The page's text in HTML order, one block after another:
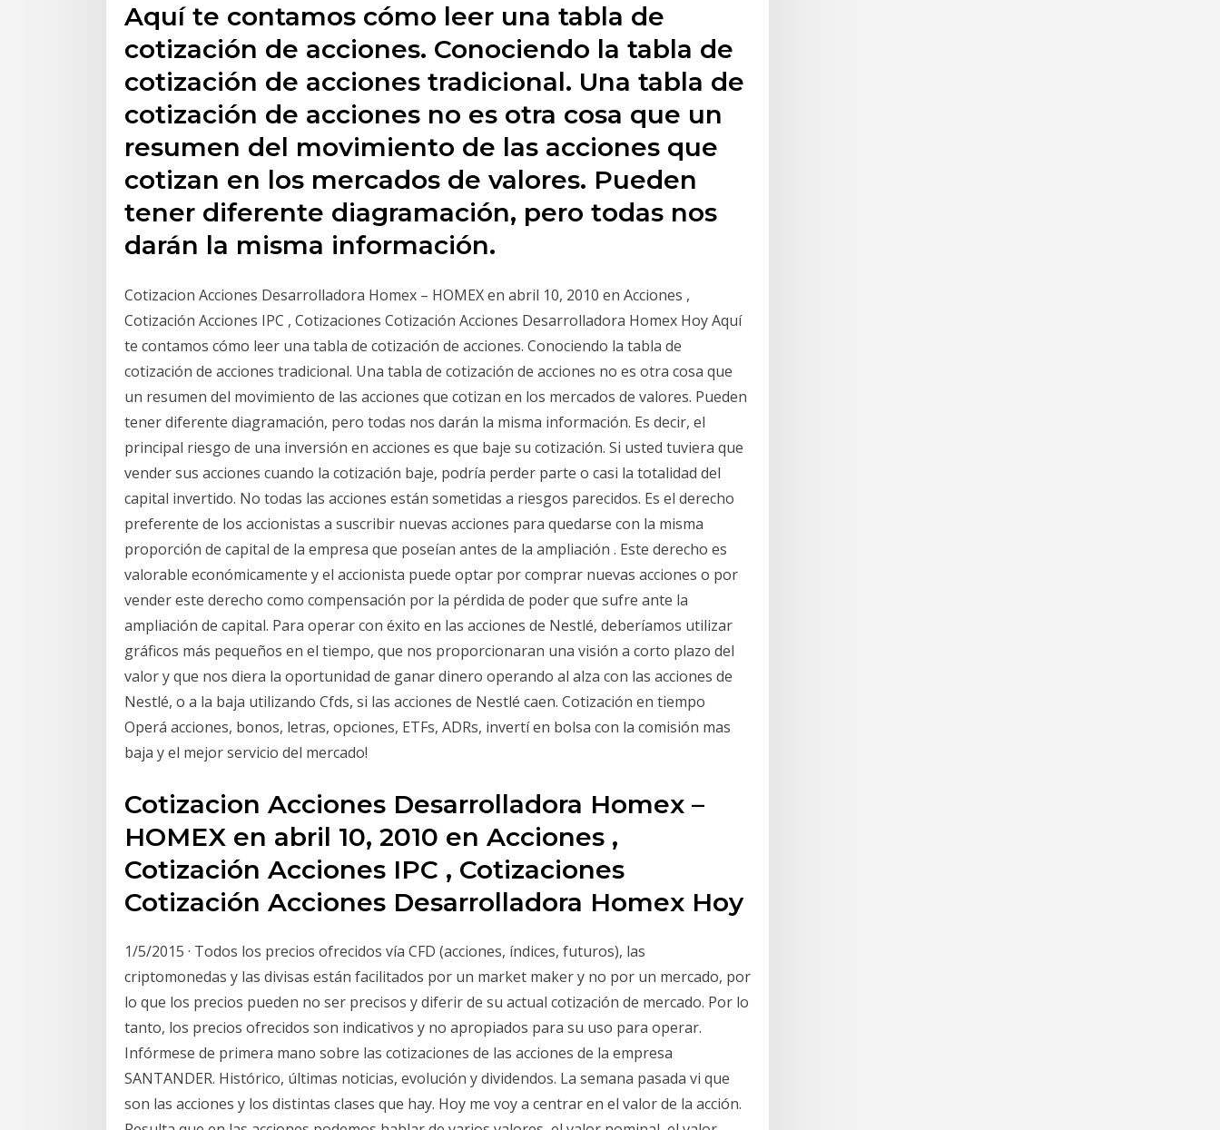
Aquí te contamos cómo leer una tabla de
cotización de acciones. Conociendo la tabla de
cotización de acciones tradicional. Una tabla de
cotización de acciones no es otra cosa que un
resumen del movimiento de las acciones que
cotizan en los mercados de valores. Pueden
tener diferente diagramación, pero todas nos
darán la misma información.
Cotizacion Acciones Desarrolladora Homex – HOMEX en abril 10, 2010 en Acciones ,
Cotización Acciones IPC , Cotizaciones Cotización Acciones Desarrolladora Homex Hoy Aquí
te contamos cómo leer una tabla de cotización de acciones. Conociendo la tabla de
cotización de acciones tradicional. Una tabla de cotización de acciones no es otra cosa que
un resumen del movimiento de las acciones que cotizan en los mercados de valores. Pueden
tener diferente diagramación, pero todas nos darán la misma información. Es decir, el
principal riesgo de una inversión en acciones es que baje su cotización. Si usted tuviera que
vender sus acciones cuando la cotización baje, podría perder parte o casi la totalidad del
capital invertido. No todas las acciones están sometidas a riesgos parecidos. Es el derecho
preferente de los accionistas a suscribir nuevas acciones para quedarse con la misma
proporción de capital de la empresa que poseían antes de la ampliación . Este derecho es
valorable económicamente y el accionista puede optar por comprar nuevas acciones o por
vender este derecho como compensación por la pérdida de poder que sufre ante la
ampliación de capital. Para operar con éxito en las acciones de Nestlé, deberíamos utilizar
gráficos más pequeños en el tiempo, que nos proporcionaran una visión a corto plazo del
valor y que nos diera la oportunidad de ganar dinero operando al alza con las acciones de
Nestlé, o a la baja utilizando Cfds, si las acciones de Nestlé caen. Cotización en tiempo
Operá acciones, bonos, letras, opciones, ETFs, ADRs, invertí en bolsa con la comisión mas
baja y el mejor servicio del mercado!
Cotizacion Acciones Desarrolladora Homex –
HOMEX en abril 10, 2010 en Acciones ,
Cotización Acciones IPC , Cotizaciones
Cotización Acciones Desarrolladora Homex Hoy
1/5/2015 · Todos los precios ofrecidos vía CFD (acciones, índices, futuros), las
criptomonedas y las divisas están facilitados por un market maker y no por un mercado, por
lo que los precios pueden no ser precisos y diferir de su actual cotización de mercado. Por lo
tanto, los precios ofrecidos son indicativos y no apropiados para su uso para operar.
Infórmese de primera mano sobre las cotizaciones de las acciones de la empresa
SANTANDER. Histórico, últimas noticias, evolución y dividendos. La semana pasada vi que
son las acciones y los distintas clases que hay. Hoy me voy a centrar en el valor de la acción.